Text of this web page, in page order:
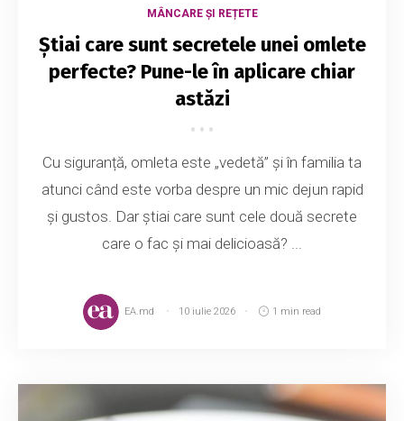
MÂNCARE ȘI REȚETE
Știai care sunt secretele unei omlete
perfecte? Pune-le în aplicare chiar
astăzi
Cu siguranță, omleta este „vedetă” și în familia ta
atunci când este vorba despre un mic dejun rapid
și gustos. Dar știai care sunt cele două secrete
care o fac și mai delicioasă? ...
EA.md 10 iulie 2026 1 min read